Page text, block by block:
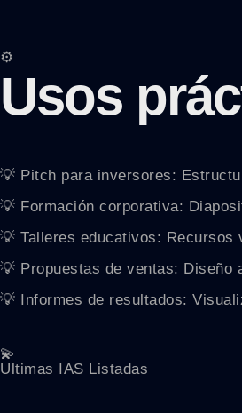
⚙️
Usos
💡 Pitch para inversores:
💡 Formación corporativa:
💡 Talleres educativos:
💡 Propuestas de ventas: Diseño
💡 Informes de resultados:
💫
Ultimas IAS Listadas